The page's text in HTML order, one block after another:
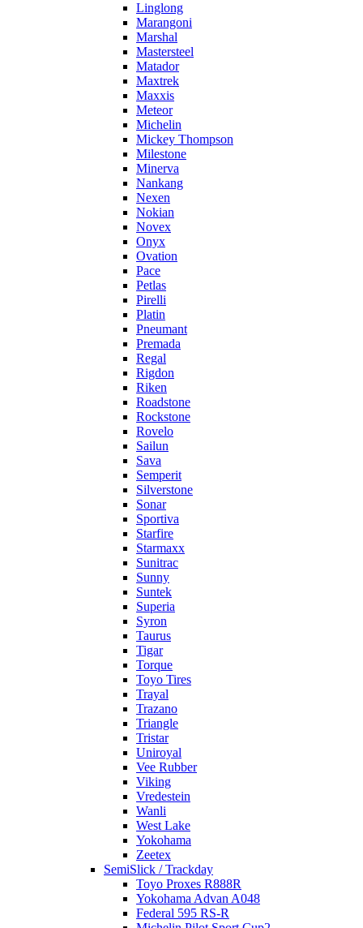
Linglong
Marangoni
Marshal
Mastersteel
Matador
Maxtrek
Maxxis
Meteor
Michelin
Mickey Thompson
Milestone
Minerva
Nankang
Nexen
Nokian
Novex
Onyx
Ovation
Pace
Petlas
Pirelli
Platin
Pneumant
Premada
Regal
Rigdon
Riken
Roadstone
Rockstone
Rovelo
Sailun
Sava
Semperit
Silverstone
Sonar
Sportiva
Starfire
Starmaxx
Sunitrac
Sunny
Suntek
Superia
Syron
Taurus
Tigar
Torque
Toyo Tires
Trayal
Trazano
Triangle
Tristar
Uniroyal
Vee Rubber
Viking
Vredestein
Wanli
West Lake
Yokohama
Zeetex
SemiSlick / Trackday
Toyo Proxes R888R
Yokohama Advan A048
Federal 595 RS-R